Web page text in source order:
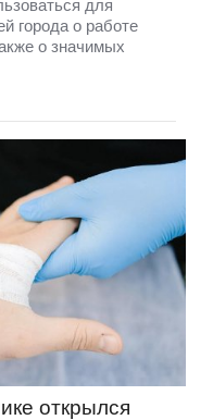
для
города о работе
о значимых
открылся